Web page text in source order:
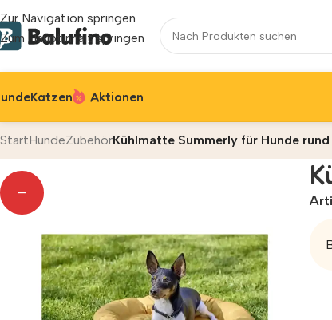
Zur Navigation springen
Zum Hauptinhalt springen
Katzen Aktionen
StartHundeZubehörKühlmatte Summerly für Hunde rund
—